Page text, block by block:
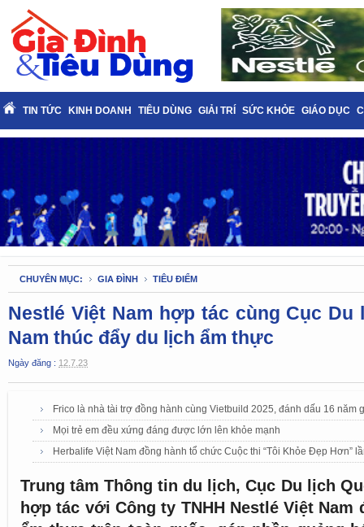
TIN TỨC KINH DOANH TIÊU DÙNG GIẢI TRÍ SỨC KHỎE GIÁO DỤC
CHUYÊN MỤC: GIA ĐÌNH TIÊU ĐIỂM
Nestlé Việt Nam hợp tác cùng Cục Du
Nam thúc đẩy du lịch ẩm thực
Ngày đăng : 12.7.23
Frico là nhà tài trợ đồng hành cùng Vietbuild 2025, đánh dấu 16 năm
Mọi trẻ em đều xứng đáng được lớn lên khỏe mạnh
Herbalife Việt Nam đồng hành tổ chức Cuộc thi “Tôi Khỏe Đẹp Hơn”
Trung tâm Thông tin du lịch, Cục Du lịch
hợp tác với Công ty TNHH Nestlé Việt Nam